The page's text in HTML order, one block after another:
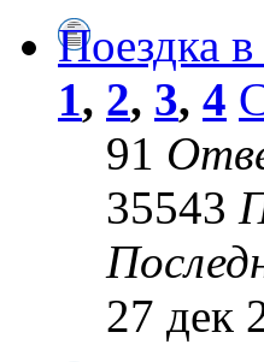
Поездка
1, 2, 3, 4
91
35543
27 дек